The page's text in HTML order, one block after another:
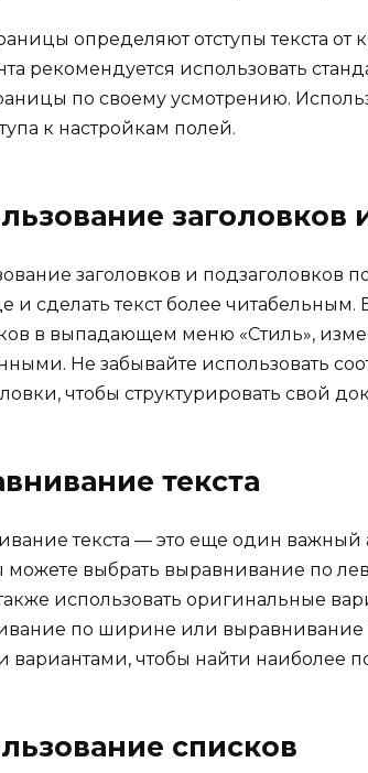
определяют отступы текста от
рекомендуется использовать
по своему усмотрению.
к настройкам полей.
заголовков
заголовков и подзаголовков
и сделать текст более
в выпадающем меню «Стиль»,
Не забывайте использовать
чтобы структурировать свой
текста
текста — это еще один важный
можете выбрать выравнивание по
использовать оригинальные
по ширине или выравнивание
вариантами, чтобы найти наиболее
списков